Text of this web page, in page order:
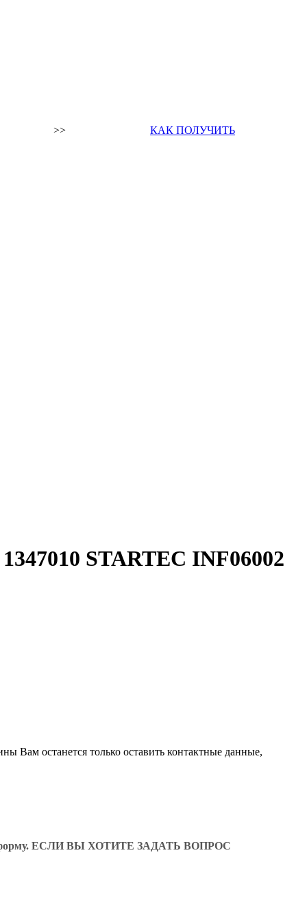
>> КАК ПОЛУЧИТЬ
STARTEC INF06002
Вам останется только оставить контактные данные,
форму. ЕСЛИ ВЫ ХОТИТЕ ЗАДАТЬ ВОПРОС